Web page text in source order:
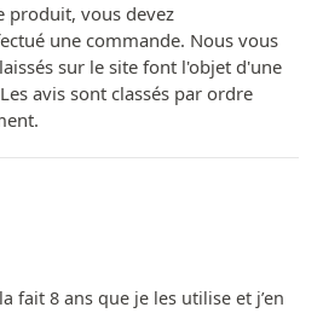
produit, vous devez
une commande. Nous vous
sur le site font l'objet d'une
avis sont classés par ordre
fait 8 ans que je les utilise et j’en